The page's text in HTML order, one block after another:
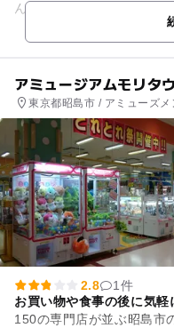
んや有名TikTokerさんにも
アミュージアムモリタ
東京都昭島市 / アミューズメ
2.8
1件
お買い物や食事の後に気軽
150の専門店が並ぶ昭島市